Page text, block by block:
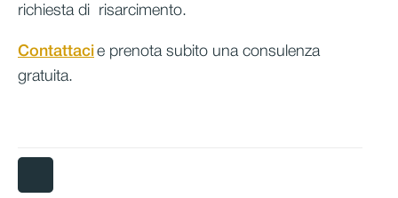
richiesta di risarcimento.
Contattacie prenota subito una consulenza
gratuita.